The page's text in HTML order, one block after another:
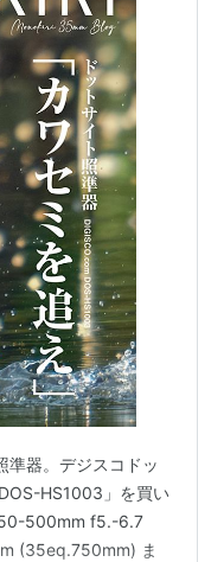
準器。デジスコドッ
HS1003」を買い
500mm f5.-6.7
(35eq.750mm) ま